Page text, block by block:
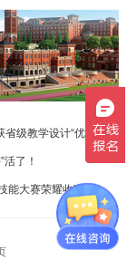
省级教学设计“优秀案
了！
能大赛荣耀收官！